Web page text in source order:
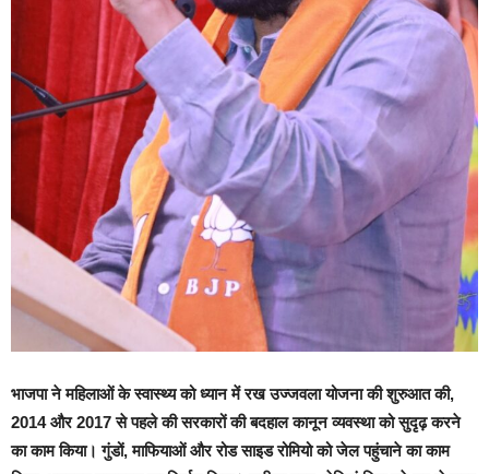
भाजपा ने महिलाओं के स्वास्थ्य को ध्यान में रख उज्जवला योजना की शुरुआत की,
2014 और 2017 से पहले की सरकारों की बदहाल कानून व्यवस्था को सुदृढ़ करने
का काम किया। गुंडों, माफियाओं और रोड साइड रोमियो को जेल पहुंचाने का काम